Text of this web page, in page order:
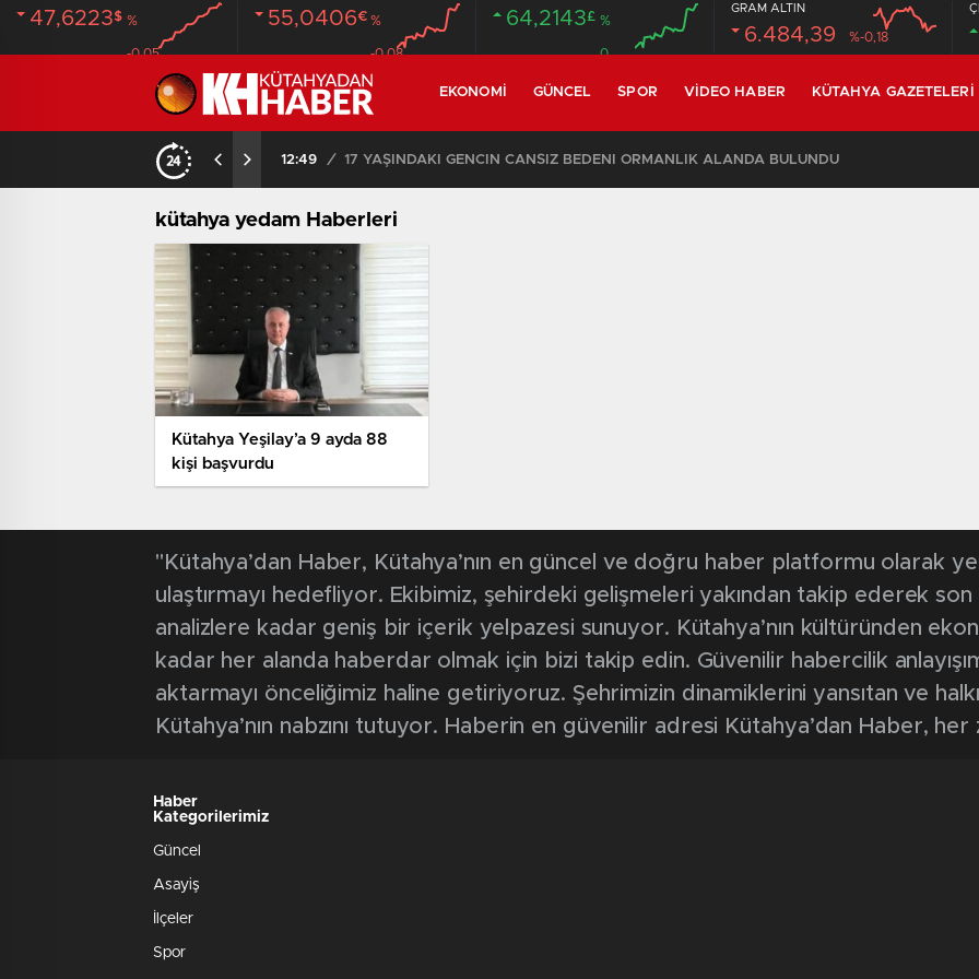
47,6223$ %
-0.05
55,0406€ %
-0.08
64,2143£ %
0
GRAM ALTIN
6.484,39 %-0,18
EKONOMI GÜNCEL SPOR VIDEO HABER KÜTAHYA GAZETELERI
12:49 / 17 YAŞINDAKİ GENCİN CANSIZ BEDENİ ORMANLIK ALANDA BULUNDU
kütahya yedam Haberleri
Kütahya Yeşilay’a 9 ayda 88
kişi başvurdu
"Kütahya’dan Haber, Kütahya’nın en güncel ve doğru haber platformu olarak
ulaştırmayı hedefliyor. Ekibimiz, şehirdeki gelişmeleri yakından takip ederek
analizlere kadar geniş bir içerik yelpazesi sunuyor. Kütahya’nın kültüründen
kadar her alanda haberdar olmak için bizi takip edin. Güvenilir habercilik
aktarmayı önceliğimiz haline getiriyoruz. Şehrimizin dinamiklerini yansıtan ve
Kütahya’nın nabzını tutuyor. Haberin en güvenilir adresi Kütahya’dan Haber, her
Haber
Kategorilerimiz
Güncel
Asayiş
İlçeler
Spor